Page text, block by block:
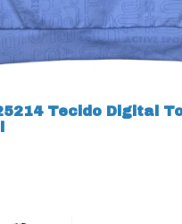
Tecido Digital